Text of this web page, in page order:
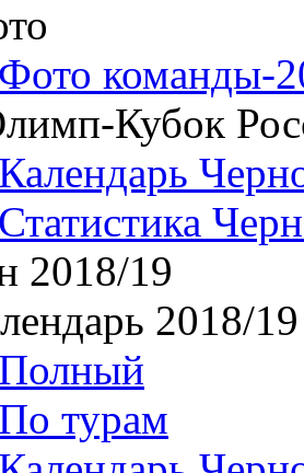
Фото команды-
Кубок
Календарь
Статистика
2018/19
2018/19
Полный
По турам